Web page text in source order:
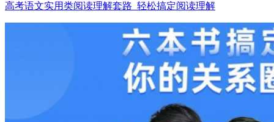
高考语文实用类阅读理解套路_轻松搞定阅读理解